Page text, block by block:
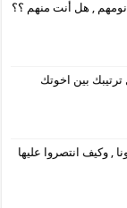
نومهم , هل أنت منهم ؟؟
بين اخوتك
وكيف انتصروا عليها